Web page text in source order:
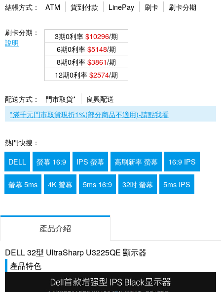
結帳方式： ATM 貨到付款 LinePay 刷卡 刷卡分期
刷卡分期：
說明
3期0利率$10296/期
6期0利率$5148/期
8期0利率$3861/期
12期0利率$2574/期
配送方式： 門市取貨*
良興配送
*滿千元門市取貨現折1%(部分商品不適用)-請點我看
熱門快搜：
DELL
螢幕 16:9 IPS 螢幕 高刷新率 螢幕 16:9 IPS
螢幕 5ms 4K 螢幕 5ms 16:9 32吋 螢幕 5ms IPS
產品介紹
DELL 32型 UltraSharp U3225QE 顯示器
產品特色